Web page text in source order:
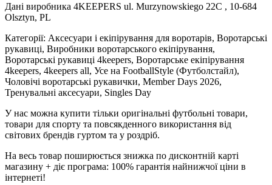
Дані виробника 4KEEPERS ul. Murzynowskiego 22C , 10-684
Olsztyn, PL
Категорії: Аксесуари і екіпірування для воротарів, Воротарські
рукавиці, Виробники воротарського екіпірування,
Воротарські рукавиці 4keepers, Воротарське екіпірування
4keepers, 4keepers all, Усе на FootballStyle (Футболстайл),
Чоловічі воротарські рукавички, Member Days 2026,
Тренувальні аксесуари, Singles Day
У нас можна купити тільки оригінальні футбольні товари,
товари для спорту та повсякденного використання від
світових брендів гуртом та у роздріб.
На весь товар поширюється знижка по дисконтній карті
магазину + діє програма: 100% гарантія найнижчої ціни в
інтернеті!